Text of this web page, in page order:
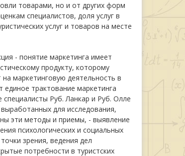
товарами, но и от других форм
специалистов, доля услуг в
услуг и товаров на месте
- понятие маркетинга имеет
продукту, которому
маркетинговую деятельность в
единое трактование маркетинга
Руб. Ланкар и Руб. Олле
для исследования,
эти методы и приемы, - выявление
психологических и социальных
зрения, ведения дел
потребности в туристских